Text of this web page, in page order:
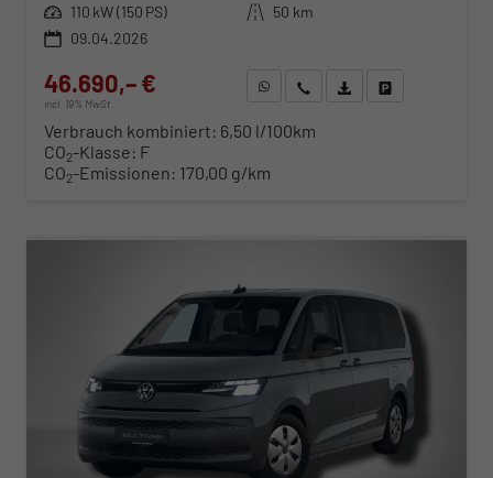
Leistung 110 kW (150 PS) Kilometerstand 50 km
09.04.2026
46.690,– €
incl. 19% MwSt.
WhatsApp anfragen
Wir rufen Sie anFahrzeugexposé (PDF)
Verbrauch kombiniert: 6,50 l/100km
CO2-Klasse: F
CO2-Emissionen: 170,00 g/km